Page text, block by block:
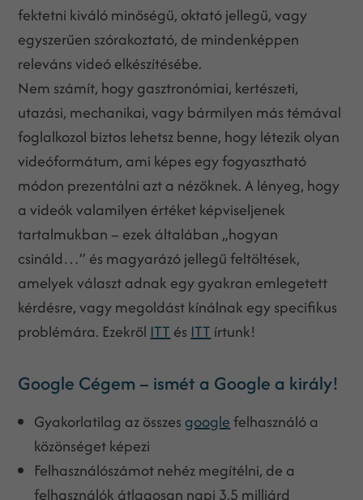
fektetni kiváló minőségű, oktató jellegű, vagy
egyszerűen szórakoztató, de mindenképpen
releváns videó elkészítésébe.
Nem számít, hogy gasztronómiai, kertészeti,
utazási, mechanikai, vagy bármilyen más témával
foglalkozol biztos lehetsz benne, hogy létezik olyan
videóformátum, ami képes egy fogyasztható
módon prezentálni azt a nézőknek. A lényeg, hogy
a videók valamilyen értéket képviseljenek
tartalmukban – ezek általában „hogyan
csináld…” és magyarázó jellegű feltöltések,
amelyek választ adnak egy gyakran emlegetett
kérdésre, vagy megoldást kínálnak egy specifikus
problémára. Ezekről ITT és ITT írtunk!
Google Cégem – ismét a Google a király!
Gyakorlatilag az összes googlefelhasználó a
közönséget képezi
Felhasználószámot nehéz megítélni, de a
felhasználók átlagosan napi 3,5 milliárd